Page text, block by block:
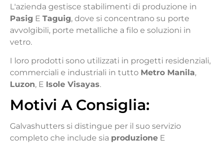
L'azienda gestisce stabilimenti di produzione in
Pasig E Taguig, dove si concentrano su porte
avvolgibili, porte metalliche a filo e soluzioni in
vetro.
I loro prodotti sono utilizzati in progetti residenziali,
commerciali e industriali in tutto Metro Manila,
Luzon, E Isole Visayas.
Motivi A Consiglia:
Galvashutters si distingue per il suo servizio
completo che include sia produzione E